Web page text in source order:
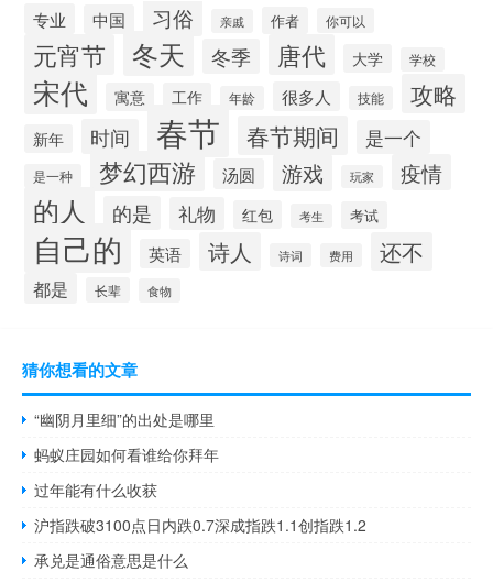
专业 中国 习俗 亲戚 作者 你可以
元宵节 冬天 冬季 唐代 大学 学校
宋代 寓意 工作 年龄 很多人 技能 攻略
新年 时间 春节 春节期间 是一个
是一种 梦幻西游 汤圆 游戏 玩家 疫情
的人 的是 礼物 红包 考生 考试
自己的 英语 诗人 诗词 费用 还不
都是 长辈 食物
猜你想看的文章
“幽阴月里细”的出处是哪里
蚂蚁庄园如何看谁给你拜年
过年能有什么收获
沪指跌破3100点日内跌0.7深成指跌1.1创指跌1.2
承兑是通俗意思是什么